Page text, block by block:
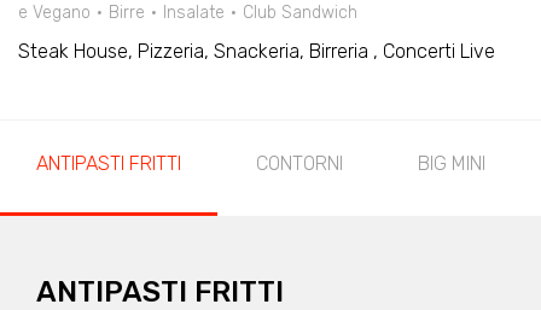
e Vegano
Birre Insalate Club Sandwich
Steak House, Pizzeria, Snackeria, Birreria , Concerti Live
ANTIPASTI FRITTI CONTORNI BIG MINI
ANTIPASTI FRITTI